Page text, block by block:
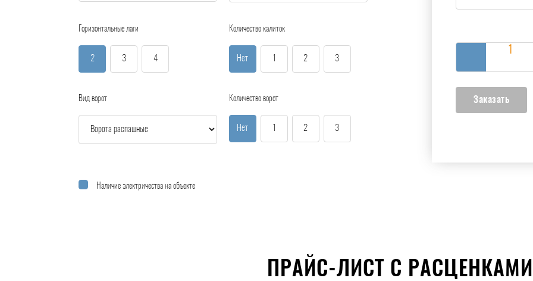
Горизонтальные лаги
2 3 4
Количество калиток
Нет 2 3
Вид ворот Количество ворот
Нет 2 3
Наличие электричества на объекте
ПРАЙС-ЛИСТ С РАСЦЕНКАМИ